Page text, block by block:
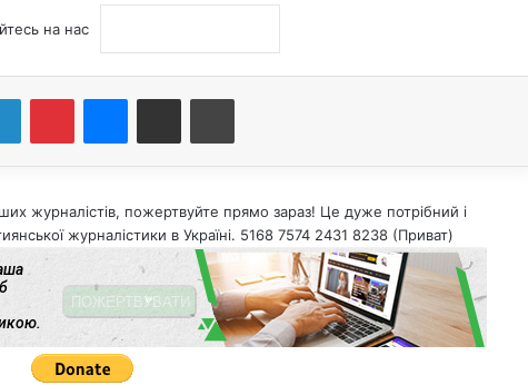
на нас
Поділитися електронною поштою
журналістів, пожертвуйте прямо зараз! Це дуже потрібний і
журналістики в Україні. 5168 7574 2431 8238 (Приват)